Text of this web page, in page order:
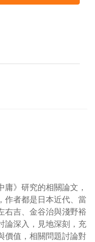
》研究的相關論文，
作者都是日本近代、當
右吉、金谷治與淺野裕
論深入，見地深刻，充
價值，相關問題討論對